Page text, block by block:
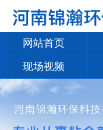
网站首页
现场视频